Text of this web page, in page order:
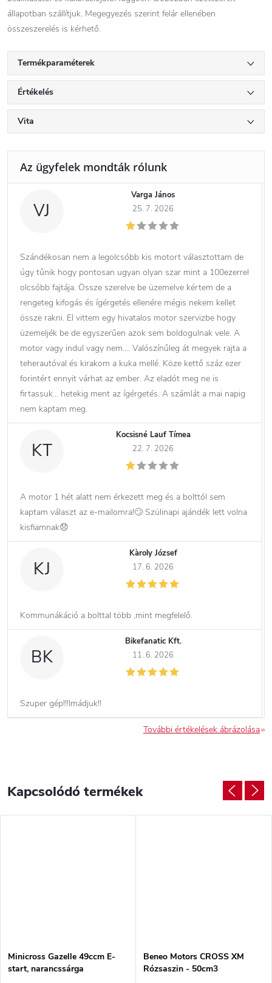
állapotban szállítjuk. Megegyezés szerint felár ellenében
összeszerelés is kérhető.
Termékparaméterek
Értékelés
Vita
VJ
Varga János
25. 7. 2026
Szándékosan nem a legolcsóbb kis motort választottam de
úgy tűnik hogy pontosan ugyan olyan szar mint a 100ezerrel
olcsóbb fajtája. Össze szerelve be üzemelve kértem de a
rengeteg kifogás és ígérgetés ellenére mégis nekem kellet
össze rakni. El vittem egy hivatalos motor szervizbe hogy
üzemeljék be de egyszerűen azok sem boldogulnak vele. A
motor vagy indul vagy nem…. Valószínűleg át megyek rajta a
teherautóval és kirakom a kuka mellé. Köze kettő száz ezer
forintért ennyit várhat az ember. Az eladót meg ne is
firtassuk… hetekig ment az ígérgetés. A számlát a mai napig
nem kaptam meg.
KT
Kocsisné Lauf Tímea
22. 7. 2026
A motor 1 hét alatt nem érkezett meg és a bolttól sem
kaptam választ az e-mailomra!🙄 Szülinapi ajándék lett volna
kisfiamnak😞
KJ
Kàroly József
17. 6. 2026
Kommunákáció a bolttal több ,mint megfelelő.
BK
Bikefanatic Kft.
11. 6. 2026
Szuper gép!!!Imádjuk!!
További értékelések ábrázolása
Kapcsolódó termékek
Minicross Gazelle 49ccm E-
start, narancssárga
Beneo Motors CROSS XM
Rózsaszin - 50cm3